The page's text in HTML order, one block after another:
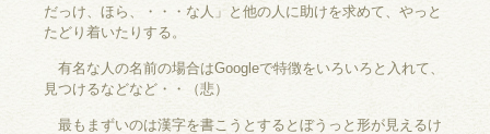
だっけ、ほら、・・・な人」と他の人に助けを求めて、やっと
たどり着いたりする。
有名な人の名前の場合はGoogleで特徴をいろいろと入れて、
見つけるなどなど・・（悲）
最もまずいのは漢字を書こうとするとぼうっと形が見えるけ